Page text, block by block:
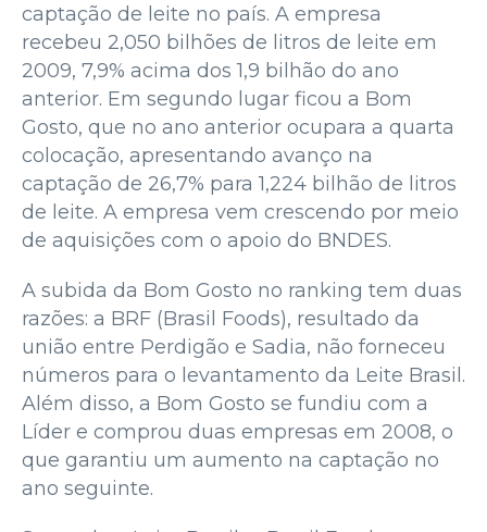
captação de leite no país. A empresa
recebeu 2,050 bilhões de litros de leite em
2009, 7,9% acima dos 1,9 bilhão do ano
anterior. Em segundo lugar ficou a Bom
Gosto, que no ano anterior ocupara a quarta
colocação, apresentando avanço na
captação de 26,7% para 1,224 bilhão de litros
de leite. A empresa vem crescendo por meio
de aquisições com o apoio do BNDES.
A subida da Bom Gosto no ranking tem duas
razões: a BRF (Brasil Foods), resultado da
união entre Perdigão e Sadia, não forneceu
números para o levantamento da Leite Brasil.
Além disso, a Bom Gosto se fundiu com a
Líder e comprou duas empresas em 2008, o
que garantiu um aumento na captação no
ano seguinte.